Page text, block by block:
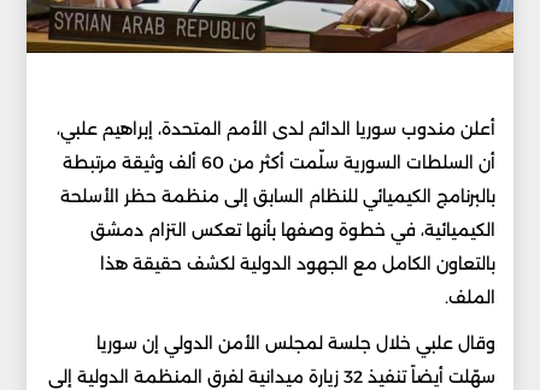
أعلن مندوب سوريا الدائم لدى الأمم المتحدة، إبراهيم علبي،
أن السلطات السورية سلّمت أكثر من 60 ألف وثيقة مرتبطة
بالبرنامج الكيميائي للنظام السابق إلى منظمة حظر الأسلحة
الكيميائية، في خطوة وصفها بأنها تعكس التزام دمشق
بالتعاون الكامل مع الجهود الدولية لكشف حقيقة هذا
الملف.
وقال علبي خلال جلسة لمجلس الأمن الدولي إن سوريا
سهّلت أيضاً تنفيذ 32 زيارة ميدانية لفرق المنظمة الدولية إلى